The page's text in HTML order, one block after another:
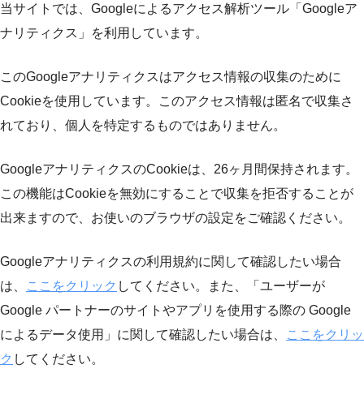
当サイトでは、Googleによるアクセス解析ツール「Googleア
ナリティクス」を利用しています。
このGoogleアナリティクスはアクセス情報の収集のために
Cookieを使用しています。このアクセス情報は匿名で収集さ
れており、個人を特定するものではありません。
GoogleアナリティクスのCookieは、26ヶ月間保持されます。
この機能はCookieを無効にすることで収集を拒否することが
出来ますので、お使いのブラウザの設定をご確認ください。
Googleアナリティクスの利用規約に関して確認したい場合
は、
ここをクリック してください。また、「ユーザーが
Google パートナーのサイトやアプリを使用する際の Google
によるデータ使用」に関して確認したい場合は、
ここをクリッ
ク してください。